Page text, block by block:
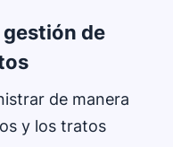
de
de manera
y los tratos